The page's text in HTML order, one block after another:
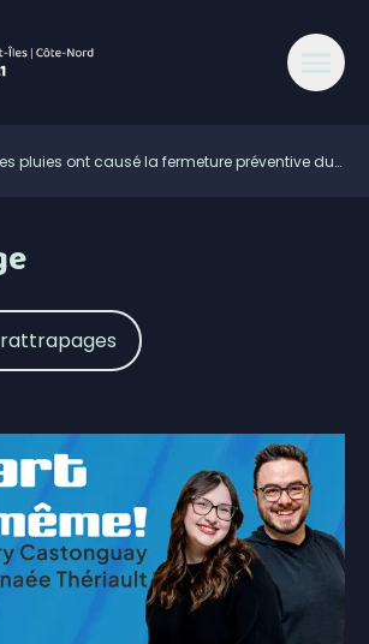
pluies ont causé la fermeture préventive du
2026: le Parti québécois conserve son
des terres rares sur le Nitassinan
à Sept-Îles-Uashat, XCUBES choisie parmi les
des Bourses d’honneur de la diversité
2026 du Centre le Rond-Point s’en vient au
se réjouit de l’arrivée d’un nouveau
aérien
de la Cour supérieure | Air Liaison de
éligible au programme pour des vols à tarif
Basse-Côte-Nord
rattrapages